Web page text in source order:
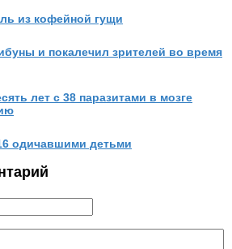
из кофейной гущи
и покалечил зрителей во время
лет с 38 паразитами в мозге
одичавшими детьми